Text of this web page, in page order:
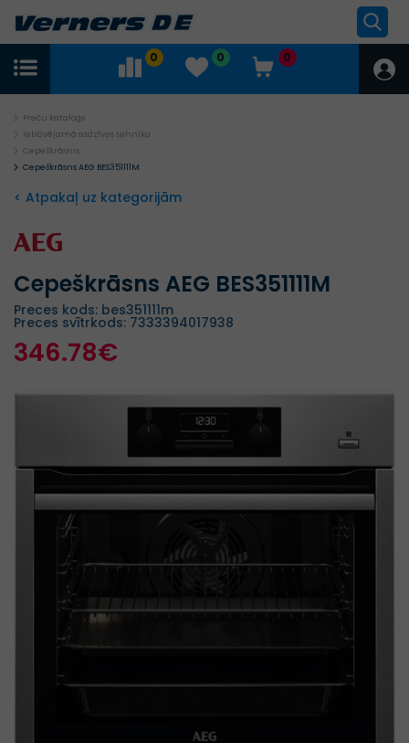
0 0 0
Preču katalogs
Iebūvējamā sadzīves tehnika
Cepeškrāsnis
Cepeškrāsns AEG BES351111M
< Atpakaļ uz kategorijām
Cepeškrāsns AEG BES351111M
Preces kods: bes351111m
Preces svītrkods: 7333394017938
346.78€